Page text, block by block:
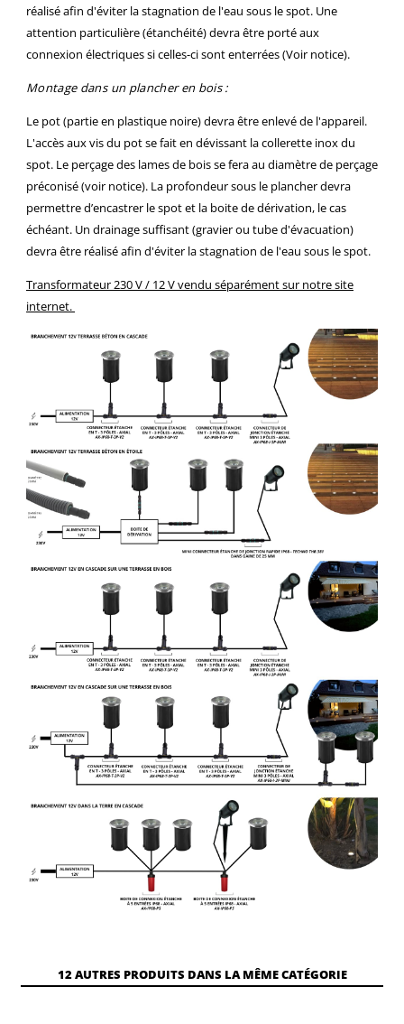
réalisé afin d'éviter la stagnation de l'eau sous le spot. Une
attention particulière (étanchéité) devra être porté aux
connexion électriques si celles-ci sont enterrées (Voir notice).
Montage dans un plancher en bois :
Le pot (partie en plastique noire) devra être enlevé de l'appareil.
L'accès aux vis du pot se fait en dévissant la collerette inox du
spot. Le perçage des lames de bois se fera au diamètre de perçage
préconisé (voir notice). La profondeur sous le plancher devra
permettre d’encastrer le spot et la boite de dérivation, le cas
échéant. Un drainage suffisant (gravier ou tube d'évacuation)
devra être réalisé afin d'éviter la stagnation de l'eau sous le spot.
Transformateur 230 V / 12 V vendu séparément sur notre site
internet.
12 AUTRES PRODUITS DANS LA MÊME CATÉGORIE